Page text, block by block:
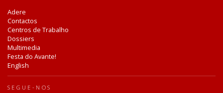
Adere
Contactos
Centros de Trabalho
Dossiers
Multimedia
Festa do Avante!
English
SEGUE-NOS